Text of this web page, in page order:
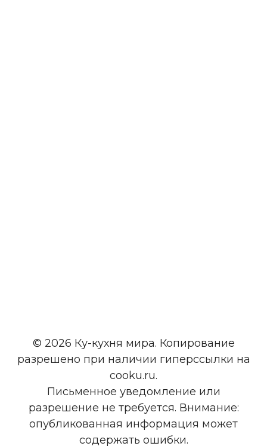
© 2026 Ку-кухня мира. Копирование
разрешено при наличии гиперссылки на
cooku.ru.
Письменное уведомление или
разрешение не требуется. Внимание:
опубликованная информация может
содержать ошибки.